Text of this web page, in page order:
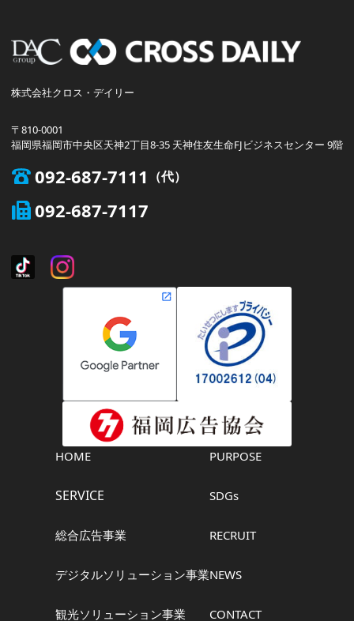
株式会社クロス・デイリー
〒810-0001
福岡県福岡市中央区天神2丁目8-35 天神住友生命FJビジネスセンター 9階
092-687-7111
092-687-7117
HOME
SERVICE
総合広告事業
デジタルソリューション事業
観光ソリューション事業
PURPOSE
SDGs
RECRUIT
NEWS
CONTACT